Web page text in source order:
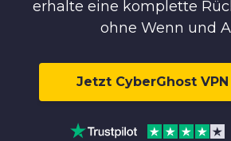
erhalte eine komplette
ohne Wenn und
Jetzt CyberGhost